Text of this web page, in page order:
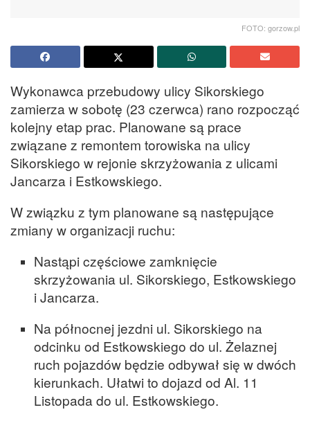
FOTO: gorzow.pl
Wykonawca przebudowy ulicy Sikorskiego
zamierza w sobotę (23 czerwca) rano rozpocząć
kolejny etap prac. Planowane są prace
związane z remontem torowiska na ulicy
Sikorskiego w rejonie skrzyżowania z ulicami
Jancarza i Estkowskiego.
W związku z tym planowane są następujące
zmiany w organizacji ruchu:
Nastąpi częściowe zamknięcie
skrzyżowania ul. Sikorskiego, Estkowskiego
i Jancarza.
Na północnej jezdni ul. Sikorskiego na
odcinku od Estkowskiego do ul. Żelaznej
ruch pojazdów będzie odbywał się w dwóch
kierunkach. Ułatwi to dojazd od Al. 11
Listopada do ul. Estkowskiego.